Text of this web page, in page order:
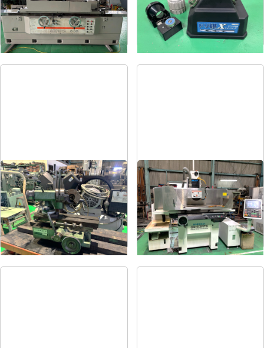
形 式GP-30B-100H
年 式1991
形 式ドリ研Xシンニング
式-
ドリル研削盤
メーカー 飯田
形 式YG-200F
年 式-
平面研削盤
メーカー クロダ
形 式GS-63PFⅡ
年 式2015